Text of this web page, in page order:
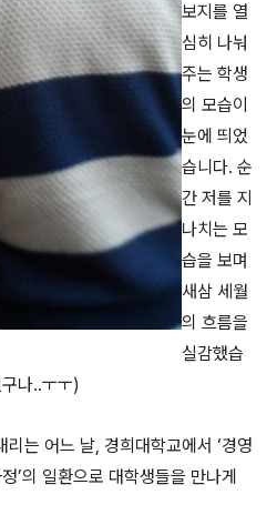
보지를 열
심히 나눠
주는 학생
의 모습이
눈에 띄었
습니다. 순
간 저를 지
나치는 모
습을 보며
새삼 세월
의 흐름을
실감했습
나..ㅜㅜ)
는 어느 날, 경희대학교에서 ‘경영
’의 일환으로 대학생들을 만나게